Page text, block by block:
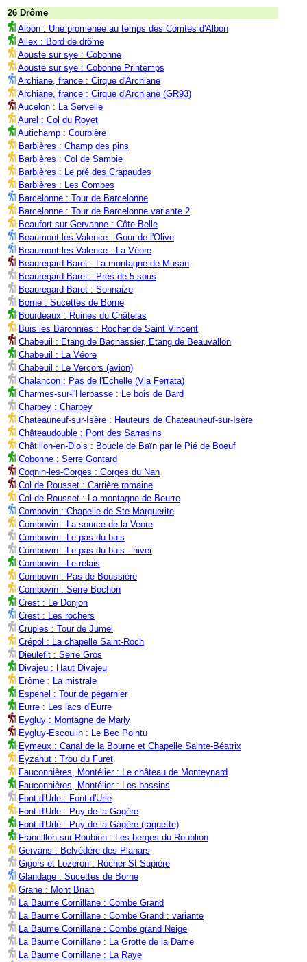
26 Drôme
Albon : Une promenée au temps des Comtes d'Albon
Allex : Bord de drôme
Aouste sur sye : Cobonne
Aouste sur sye : Cobonne Printemps
Archiane, france : Cirque d'Archiane
Archiane, france : Cirque d'Archiane (GR93)
Aucelon : La Servelle
Aurel : Col du Royet
Autichamp : Courbière
Barbières : Champ des pins
Barbières : Col de Sambie
Barbières : Le pré des Crapaudes
Barbières : Les Combes
Barcelonne : Tour de Barcelonne
Barcelonne : Tour de Barcelonne variante 2
Beaufort-sur-Gervanne : Côte Belle
Beaumont-les-Valence : Gour de l'Olive
Beaumont-les-Valence : La Véore
Beauregard-Baret : La montagne de Musan
Beauregard-Baret : Près de 5 sous
Beauregard-Baret : Sonnaize
Borne : Sucettes de Borne
Bourdeaux : Ruines du Châtelas
Buis les Baronnies : Rocher de Saint Vincent
Chabeuil : Etang de Bachassier, Etang de Beauvallon
Chabeuil : La Véore
Chabeuil : Le Vercors (avion)
Chalancon : Pas de l'Echelle (Via Ferrata)
Charmes-sur-l'Herbasse : Le bois de Bard
Charpey : Charpey
Chateauneuf-sur-Isère : Hauteurs de Chateauneuf-sur-Isère
Châteaudouble : Pont des Sarrasins
Châtillon-en-Diois : Boucle de Baïn par le Pié de Boeuf
Cobonne : Serre Gontard
Cognin-les-Gorges : Gorges du Nan
Col de Rousset : Carrière romaine
Col de Rousset : La montagne de Beurre
Combovin : Chapelle de Ste Marguerite
Combovin : La source de la Veore
Combovin : Le pas du buis
Combovin : Le pas du buis - hiver
Combovin : Le relais
Combovin : Pas de Boussière
Combovin : Serre Bochon
Crest : Le Donjon
Crest : Les rochers
Crupies : Tour de Jumel
Crépol : La chapelle Saint-Roch
Dieulefit : Serre Gros
Divajeu : Haut Divajeu
Erôme : La mistrale
Espenel : Tour de pégarnier
Eurre : Les lacs d'Eurre
Eygluy : Montagne de Marly
Eygluy-Escoulin : Le Bec Pointu
Eymeux : Canal de la Bourne et Chapelle Sainte-Béatrix
Eyzahut : Trou du Furet
Fauconnières, Montélier : Le château de Monteynard
Fauconnières, Montélier : Les bassins
Font d'Urle : Font d'Urle
Font d'Urle : Puy de la Gagère
Font d'Urle : Puy de la Gagère (raquette)
Francillon-sur-Roubion : Les berges du Roublion
Gervans : Belvédère des Planars
Gigors et Lozeron : Rocher St Supière
Glandage : Sucettes de Borne
Grane : Mont Brian
La Baume Cornillane : Combe Grand
La Baume Cornillane : Combe Grand : variante
La Baume Cornillane : Combe grand Neige
La Baume Cornillane : La Grotte de la Dame
La Baume Cornillane : La Raye